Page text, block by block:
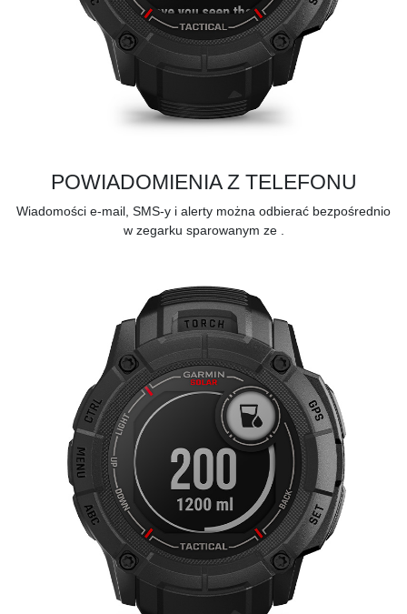
POWIADOMIENIA Z TELEFONU
Wiadomości e-mail, SMS-y i alerty można odbierać bezpośrednio
w zegarku sparowanym ze .